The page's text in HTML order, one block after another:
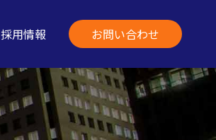
採用情報 お問い合わせ